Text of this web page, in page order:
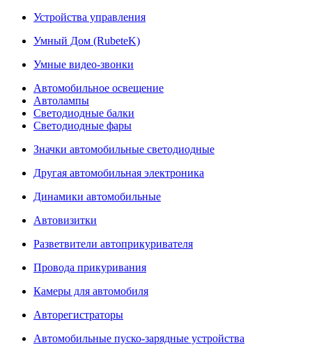
Устройства управления
Умный Дом (RubeteK)
Умные видео-звонки
Автомобильное освещение
Автолампы
Светодиодные балки
Светодиодные фары
Значки автомобильные светодиодные
Другая автомобильная электроника
Динамики автомобильные
Автовизитки
Разветвители автоприкуривателя
Провода прикуривания
Камеры для автомобиля
Авторегистраторы
Автомобильные пуско-зарядные устройства